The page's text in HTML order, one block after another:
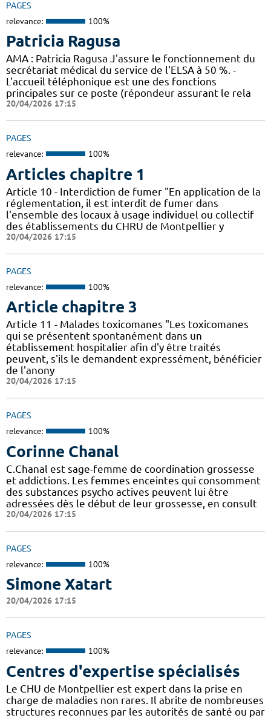
PAGES
relevance: 100%
Patricia Ragusa
AMA : Patricia Ragusa J'assure le fonctionnement du
secrétariat médical du service de l'ELSA à 50 %. -
L'accueil téléphonique est une des fonctions
principales sur ce poste (répondeur assurant le rela
20/04/2026 17:15
PAGES
relevance: 100%
Articles chapitre 1
Article 10 - Interdiction de fumer "En application de la
réglementation, il est interdit de fumer dans
l'ensemble des locaux à usage individuel ou collectif
des établissements du CHRU de Montpellier y
20/04/2026 17:15
PAGES
relevance: 100%
Article chapitre 3
Article 11 - Malades toxicomanes "Les toxicomanes
qui se présentent spontanément dans un
établissement hospitalier afin d'y être traités
peuvent, s'ils le demandent expressément, bénéficier
de l'anony
20/04/2026 17:15
PAGES
relevance: 100%
Corinne Chanal
C.Chanal est sage-femme de coordination grossesse
et addictions. Les femmes enceintes qui consomment
des substances psycho actives peuvent lui être
adressées dès le début de leur grossesse, en consult
20/04/2026 17:15
PAGES
relevance: 100%
Simone Xatart
20/04/2026 17:15
PAGES
relevance: 100%
Centres d'expertise spécialisés
Le CHU de Montpellier est expert dans la prise en
charge de maladies non rares. Il abrite de nombreuses
structures reconnues par les autorités de santé ou par